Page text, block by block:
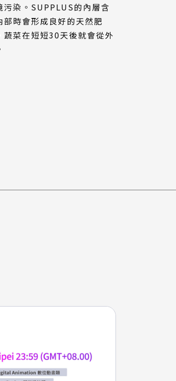
染。SUPPLUS的內層含
時會形成良好的天然肥
菜在短短30天後就會從外